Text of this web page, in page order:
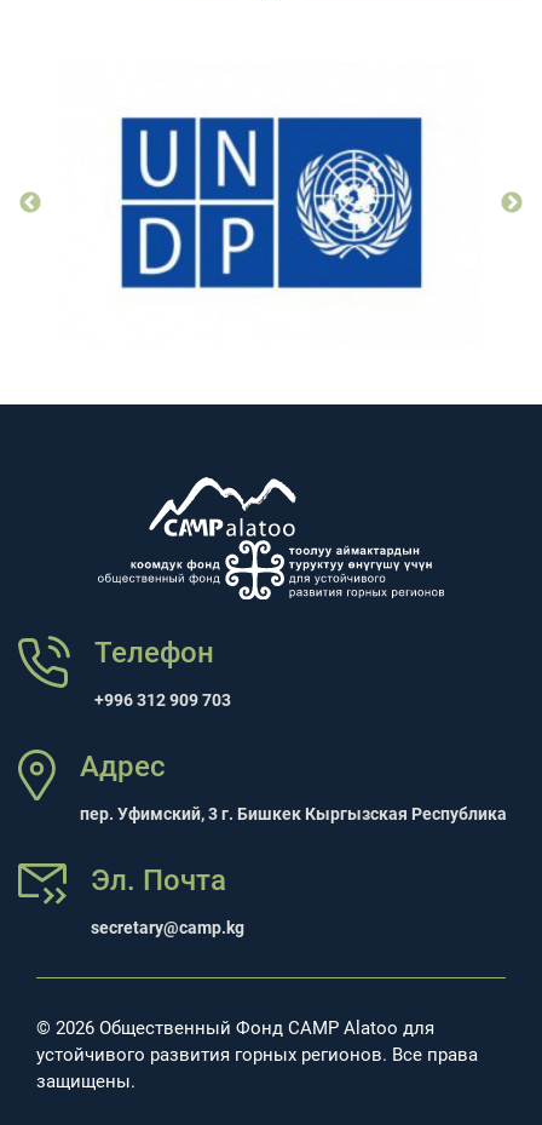
Телефон
+996 312 909 703
Адрес
пер. Уфимский, 3 г. Бишкек Кыргызская Республика
Эл. Почта
secretary@camp.kg
© 2026 Общественный Фонд CAMP Alatoo для
устойчивого развития горных регионов. Все права
защищены.